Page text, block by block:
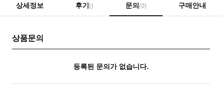
상세정보 후기() 문의(0) 구매안내
상품문의
등록된 문의가 없습니다.